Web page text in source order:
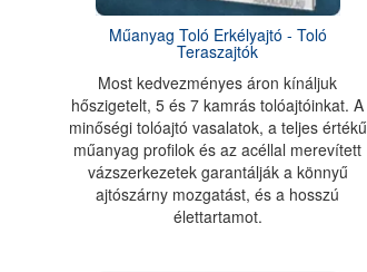
Műanyag Toló Erkélyajtó - Toló
Teraszajtók
Most kedvezményes áron kínáljuk
hőszigetelt, 5 és 7 kamrás tolóajtóinkat. A
minőségi tolóajtó vasalatok, a teljes értékű
műanyag profilok és az acéllal merevített
vázszerkezetek garantálják a könnyű
ajtószárny mozgatást, és a hosszú
élettartamot.